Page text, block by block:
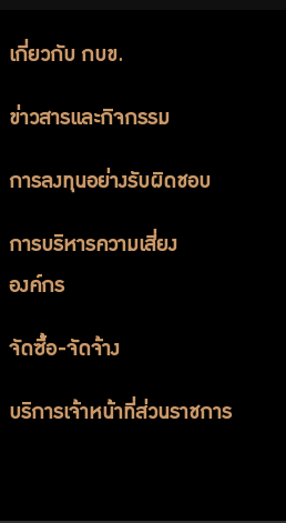
เกี่ยวกับ กบข.
ข่าวสารและกิจกรรม
การลงทุนอย่างรับผิดชอบ
การบริหารความเสี่ยง
องค์กร
จัดซื้อ-จัดจ้าง
บริการเจ้าหน้าที่ส่วนราชการ